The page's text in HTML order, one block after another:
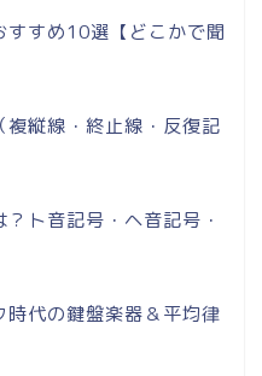
すすめ10選【どこかで聞
縦線・終止線・反復記
ト音記号・ヘ音記号・
代の鍵盤楽器＆平均律